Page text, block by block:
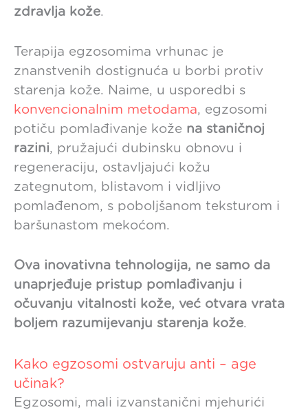
zdravlja kože.
Terapija egzosomima vrhunac je
znanstvenih dostignuća u borbi protiv
starenja kože. Naime, u usporedbi s
konvencionalnim metodama, egzosomi
potiču pomlađivanje kože na staničnoj
razini, pružajući dubinsku obnovu i
regeneraciju, ostavljajući kožu
zategnutom, blistavom i vidljivo
pomlađenom, s poboljšanom teksturom i
baršunastom mekoćom.
Ova inovativna tehnologija, ne samo da
unaprjeđuje pristup pomlađivanju i
očuvanju vitalnosti kože, već otvara vrata
boljem razumijevanju starenja kože.
Kako egzosomi ostvaruju anti – age
učinak?
Egzosomi, mali izvanstanični mjehurići